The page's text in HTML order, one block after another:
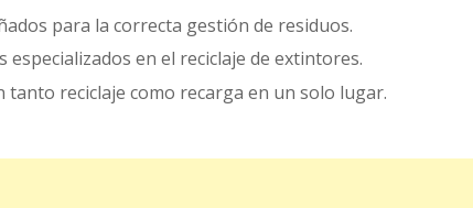
para la correcta gestión de residuos.
especializados en el reciclaje de extintores.
tanto reciclaje como recarga en un solo lugar.